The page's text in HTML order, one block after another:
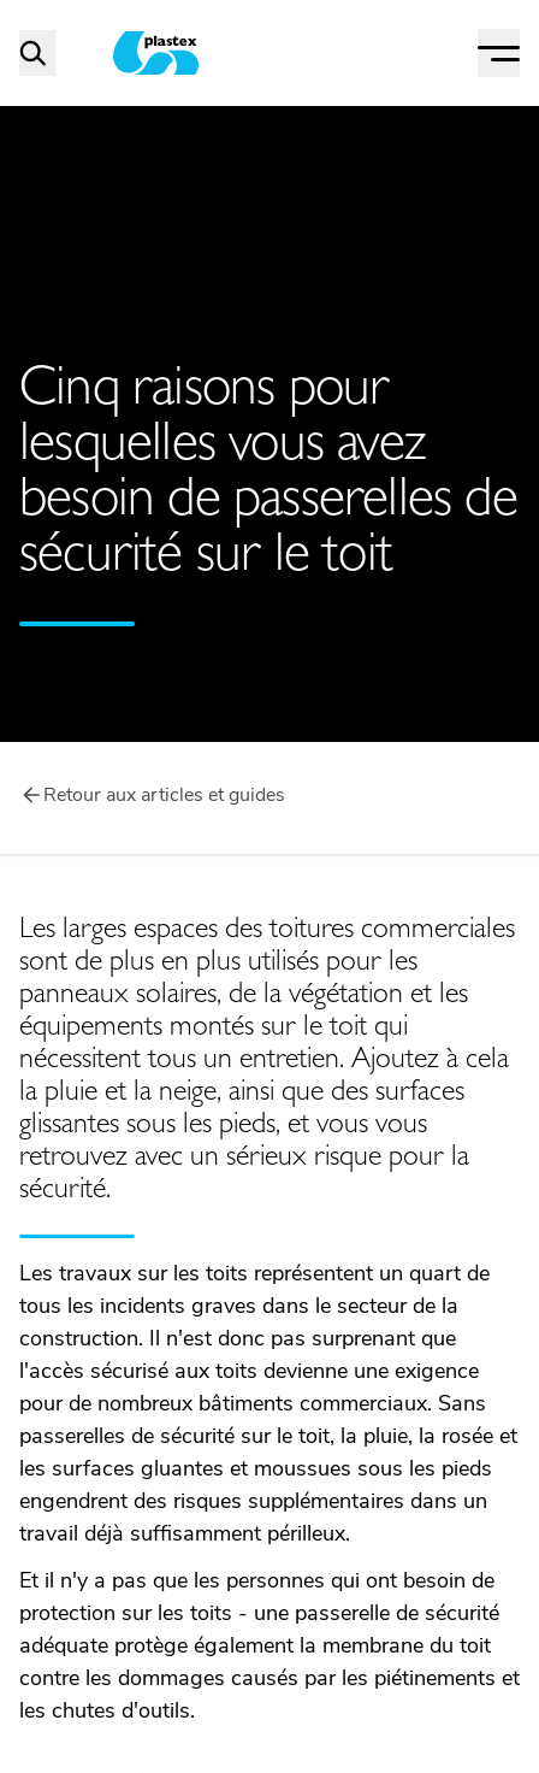
Menu
Cinq raisons pour
lesquelles vous avez
besoin de passerelles de
sécurité sur le toit
Retour aux articles et guides
Les larges espaces des toitures commerciales
sont de plus en plus utilisés pour les
panneaux solaires, de la végétation et les
équipements montés sur le toit qui
nécessitent tous un entretien. Ajoutez à cela
la pluie et la neige, ainsi que des surfaces
glissantes sous les pieds, et vous vous
retrouvez avec un sérieux risque pour la
sécurité.
Les travaux sur les toits représentent un quart de
tous les incidents graves dans le secteur de la
construction. Il n'est donc pas surprenant que
l'accès sécurisé aux toits devienne une exigence
pour de nombreux bâtiments commerciaux. Sans
passerelles de sécurité sur le toit, la pluie, la rosée et
les surfaces gluantes et moussues sous les pieds
engendrent des risques supplémentaires dans un
travail déjà suffisamment périlleux.
Et il n'y a pas que les personnes qui ont besoin de
protection sur les toits - une passerelle de sécurité
adéquate protège également la membrane du toit
contre les dommages causés par les piétinements et
les chutes d'outils.